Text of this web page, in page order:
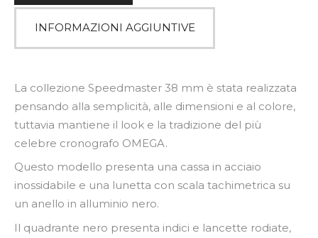
INFORMAZIONI AGGIUNTIVE
La collezione Speedmaster 38 mm è stata realizzata
pensando alla semplicità, alle dimensioni e al colore,
tuttavia mantiene il look e la tradizione del più
celebre cronografo OMEGA.
Questo modello presenta una cassa in acciaio
inossidabile e una lunetta con scala tachimetrica su
un anello in alluminio nero.
Il quadrante nero presenta indici e lancette rodiate,